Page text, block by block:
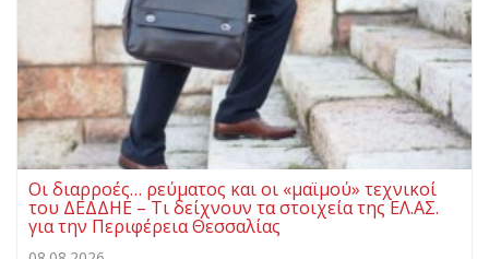
Οι διαρροές… ρεύματος και οι «μαϊμού» τεχνικοί
του ΔΕΔΔΗΕ – Τι δείχνουν τα στοιχεία της ΕΛ.ΑΣ.
για την Περιφέρεια Θεσσαλίας